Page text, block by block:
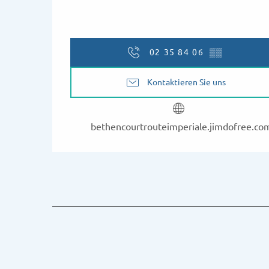
02 35 84 06 ▒▒
Kontaktieren Sie uns